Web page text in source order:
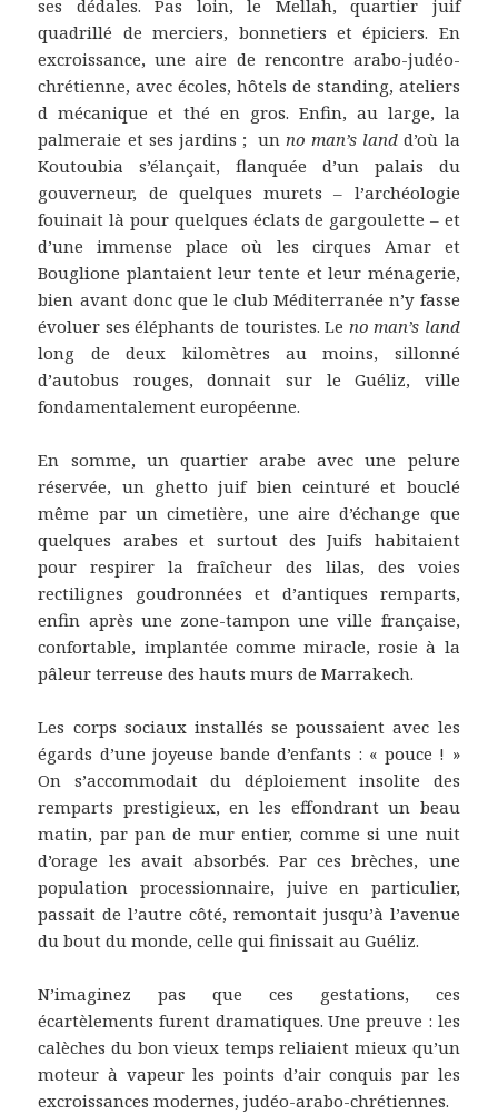
ses dédales. Pas loin, le Mellah, quartier juif
quadrillé de merciers, bonnetiers et épiciers. En
excroissance, une aire de rencontre arabo-judéo-
chrétienne, avec écoles, hôtels de standing, ateliers
d mécanique et thé en gros. Enfin, au large, la
palmeraie et ses jardins ; unno man’s land d’où la
Koutoubia s’élançait, flanquée d’un palais du
gouverneur, de quelques murets – l’archéologie
fouinait là pour quelques éclats de gargoulette – et
d’une immense place où les cirques Amar et
Bouglione plantaient leur tente et leur ménagerie,
bien avant donc que le club Méditerranée n’y fasse
évoluer ses éléphants de touristes. Le no man’s land
long de deux kilomètres au moins, sillonné
d’autobus rouges, donnait sur le Guéliz, ville
fondamentalement européenne.
En somme, un quartier arabe avec une pelure
réservée, un ghetto juif bien ceinturé et bouclé
même par un cimetière, une aire d’échange que
quelques arabes et surtout des Juifs habitaient
pour respirer la fraîcheur des lilas, des voies
rectilignes goudronnées et d’antiques remparts,
enfin après une zone-tampon une ville française,
confortable, implantée comme miracle, rosie à la
pâleur terreuse des hauts murs de Marrakech.
Les corps sociaux installés se poussaient avec les
égards d’une joyeuse bande d’enfants : « pouce ! »
On s’accommodait du déploiement insolite des
remparts prestigieux, en les effondrant un beau
matin, par pan de mur entier, comme si une nuit
d’orage les avait absorbés. Par ces brèches, une
population processionnaire, juive en particulier,
passait de l’autre côté, remontait jusqu’à l’avenue
du bout du monde, celle qui finissait au Guéliz.
N’imaginez pas que ces gestations, ces
écartèlements furent dramatiques. Une preuve : les
calèches du bon vieux temps reliaient mieux qu’un
moteur à vapeur les points d’air conquis par les
excroissances modernes, judéo-arabo-chrétiennes.